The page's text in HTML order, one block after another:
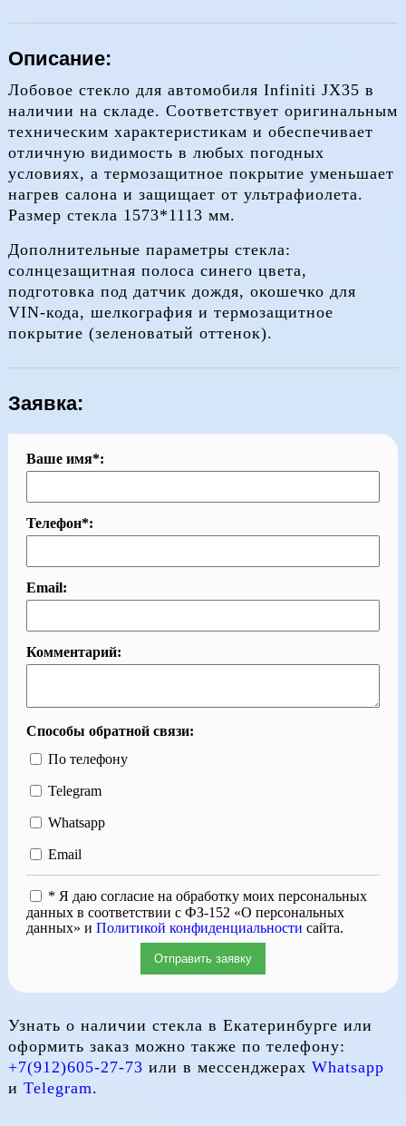
Описание:
Лобовое стекло для автомобиля Infiniti JX35 в
наличии на складе. Соответствует оригинальным
техническим характеристикам и обеспечивает
отличную видимость в любых погодных
условиях, а термозащитное покрытие уменьшает
нагрев салона и защищает от ультрафиолета.
Размер стекла 1573*1113 мм.
Дополнительные параметры стекла:
солнцезащитная полоса синего цвета,
подготовка под датчик дождя, окошечко для
VIN-кода, шелкография и термозащитное
покрытие (зеленоватый оттенок).
Заявка:
Ваше имя*:
Телефон*:
Email:
Комментарий:
Способы обратной связи:
По телефону
Telegram
Whatsapp
Email
* Я даю согласие на обработку моих персональных
данных в соответствии с ФЗ-152 «О персональных
данных» и Политикой конфиденциальности сайта.
Отправить заявку
Узнать о наличии стекла в Екатеринбурге или
оформить заказ можно также по телефону:
+7(912)605-27-73 или в мессенджерах Whatsapp
и Telegram.